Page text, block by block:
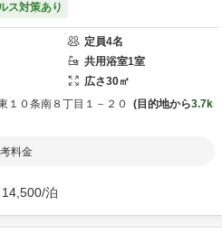
ス対策あり
定員4名
共用浴室1室
広さ30㎡
１０条南８丁目１－２０ 目的地から3.7k
料金
14,500/泊